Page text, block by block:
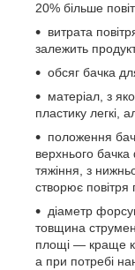
20% більше
витрата
залежить
обсяг бачка
матеріал, з
пластику легкі,
положення
верхнього
тяжіння, з
створює повітря
діаметр
товщина
площі — краще
а при потребі